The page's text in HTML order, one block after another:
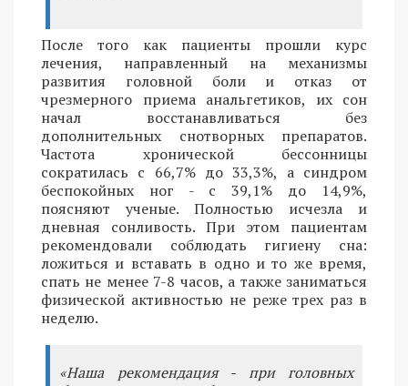
После того как пациенты прошли курс
лечения, направленный на механизмы
развития головной боли и отказ от
чрезмерного приема анальгетиков, их сон
начал восстанавливаться без
дополнительных снотворных препаратов.
Частота хронической бессонницы
сократилась с 66,7% до 33,3%, а синдром
беспокойных ног - с 39,1% до 14,9%,
поясняют ученые. Полностью исчезла и
дневная сонливость. При этом пациентам
рекомендовали соблюдать гигиену сна:
ложиться и вставать в одно и то же время,
спать не менее 7-8 часов, а также заниматься
физической активностью не реже трех раз в
неделю.
«Наша рекомендация - при головных